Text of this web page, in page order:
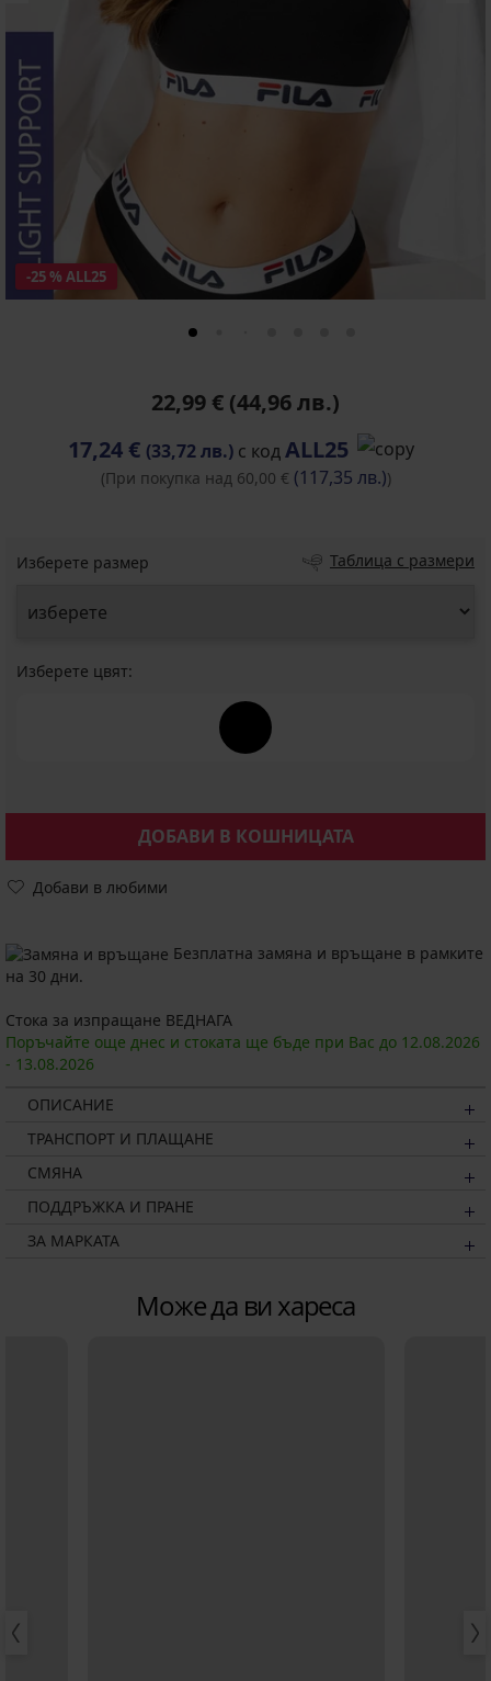
-25 % ALL25
22,99 € (44,96 лв.)
17,24 € (33,72 лв.) с кодALL25
(При покупка над 60,00 € (117,35 лв.))
Изберете размер Таблица с размери
Изберете цвят:
ДОБАВИ В КОШНИЦАТА
Добави в любими
Безплатна замяна и връщане в рамките
на 30 дни.
Стока за изпращане ВЕДНАГА
Поръчайте още днес и стоката ще бъде при Вас до 12.08.2026
- 13.08.2026
ОПИСАНИЕ
ТРАНСПОРТ И ПЛАЩАНЕ
СМЯНА
ПОДДРЪЖКА И ПРАНЕ
ЗА МАРКАТА
Може да ви хареса